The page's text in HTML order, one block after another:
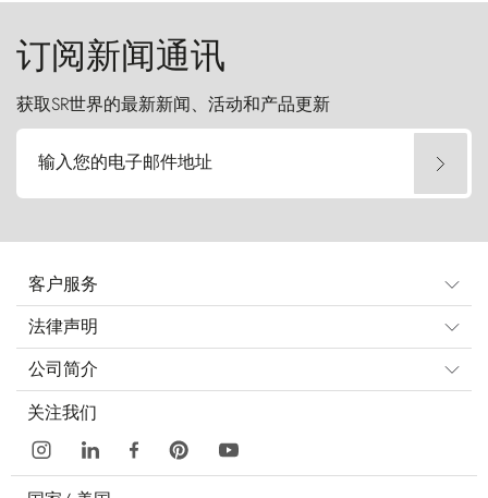
订阅新闻通讯
获取SR世界的最新新闻、活动和产品更新
输入您的电子邮件地址
客户服务
法律声明
公司简介
关注我们